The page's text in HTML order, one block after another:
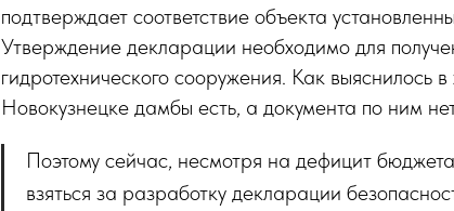
подтверждает соответствие объекта
Утверждение декларации необходимо для
гидротехнического сооружения. Как выяснилось
Новокузнецке дамбы есть, а документа по ним
Поэтому сейчас, несмотря на дефицит
взяться за разработку декларации